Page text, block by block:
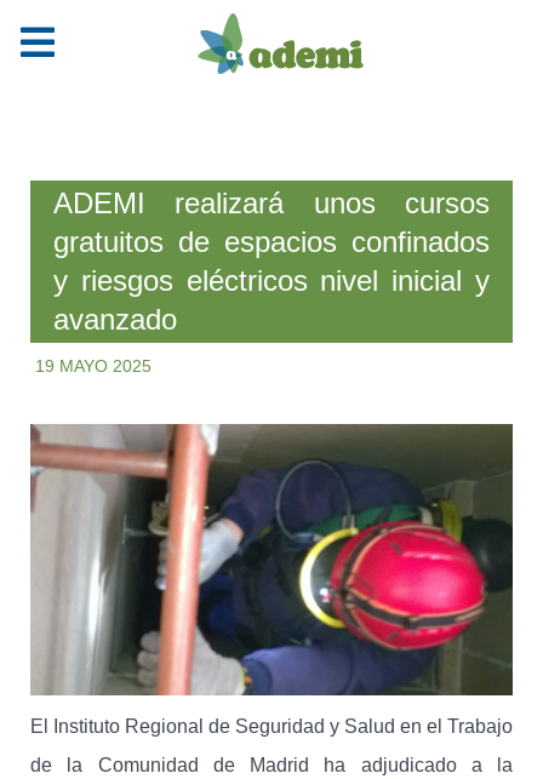
ADEMI realizará unos cursos
gratuitos de espacios confinados
y riesgos eléctricos nivel inicial y
avanzado
19 MAYO 2025
El Instituto Regional de Seguridad y Salud en el Trabajo
de la Comunidad de Madrid ha adjudicado a la